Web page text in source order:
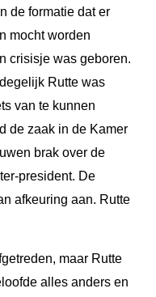
de formatie dat er
mocht worden
crisisje was geboren.
Rutte was
van te kunnen
de zaak in de Kamer
brak over de
president. De
afkeuring aan. Rutte
maar Rutte
alles anders en